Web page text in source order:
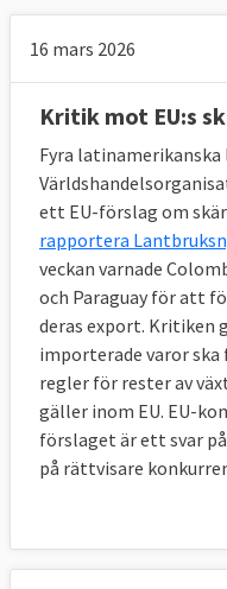
16 mars 2026
Kritik mot EU:s
Fyra
ett EU-förslag om
rapportera
veckan varnade
och Paraguay för att
deras export. Kritiken
importerade varor
regler för rester av
gäller inom EU. EU-
förslaget är ett svar
på rättvisare